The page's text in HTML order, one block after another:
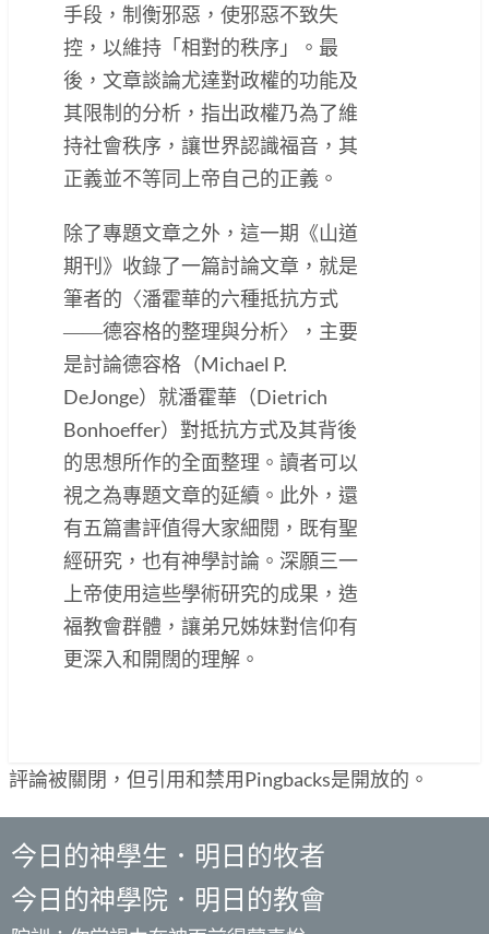
手段，制衡邪惡，使邪惡不致失
控，以維持「相對的秩序」。最
後，文章談論尤達對政權的功能及
其限制的分析，指出政權乃為了維
持社會秩序，讓世界認識福音，其
正義並不等同上帝自己的正義。
除了專題文章之外，這一期《山道
期刊》收錄了一篇討論文章，就是
筆者的〈潘霍華的六種抵抗方式
――德容格的整理與分析〉，主要
是討論德容格（Michael P.
DeJonge）就潘霍華（Dietrich
Bonhoeffer）對抵抗方式及其背後
的思想所作的全面整理。讀者可以
視之為專題文章的延續。此外，還
有五篇書評值得大家細閱，既有聖
經研究，也有神學討論。深願三一
上帝使用這些學術研究的成果，造
福教會群體，讓弟兄姊妹對信仰有
更深入和開闊的理解。
評論被關閉，但引用和禁用Pingbacks是開放的。
今日的神學生．明日的牧者
今日的神學院．明日的教會